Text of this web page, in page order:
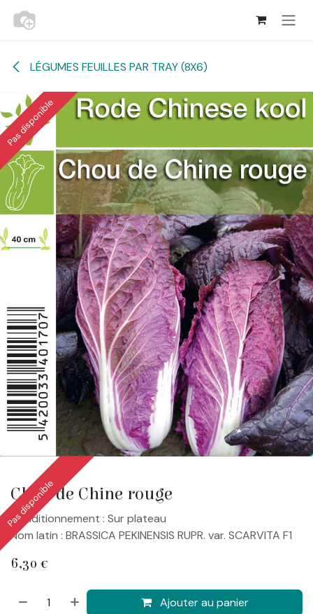
Se rendre au contenu
LÉGUMES FEUILLES PAR TRAY (8X6)
Pas disponible
Chou de Chine rouge
Pas disponible
Conditionnement : Sur plateau
Nom latin : BRASSICA PEKINENSIS RUPR. var. SCARVITA F1
6,30 €
Ajouter au panier